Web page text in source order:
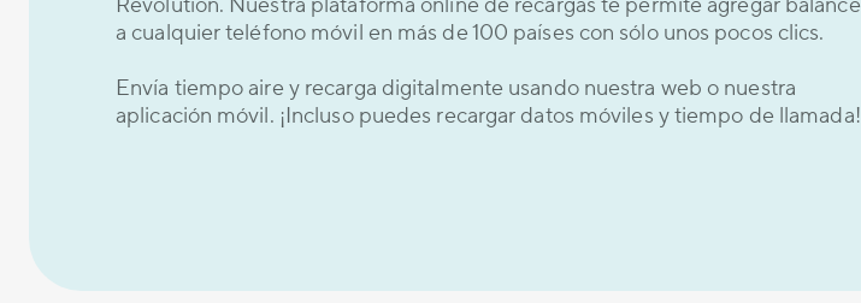
a cualquier teléfono móvil en más de 100 países con sólo unos pocos clics.
Envía tiempo aire y recarga digitalmente usando nuestra web o nuestra
aplicación móvil. ¡Incluso puedes recargar datos móviles y tiempo de llamada!